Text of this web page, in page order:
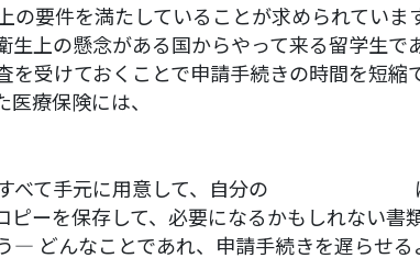
の要件を満たしていることが求められてい
生上の懸念がある国からやって来る留学生
を受けておくことで申請手続きの時間を短
療保険には、
べて手元に用意して、自分の
ピーを保存して、必要になるかもしれない
― どんなことであれ、申請手続きを遅らせ